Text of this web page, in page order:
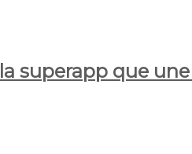
superapp que